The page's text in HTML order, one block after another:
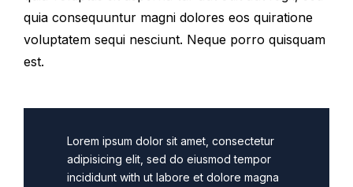
quia consequuntur magni dolores eos quiratione
voluptatem sequi nesciunt. Neque porro quisquam
est.
Lorem ipsum dolor sit amet, consectetur
adipisicing elit, sed do eiusmod tempor
incididunt with ut labore et dolore magna